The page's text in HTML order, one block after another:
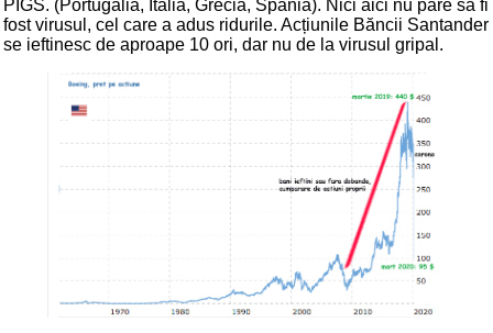
PIGS. (Portugalia, Italia, Grecia, Spania). Nici aici nu pare să fi
fost virusul, cel care a adus ridurile. Acțiunile Băncii Santander
se ieftinesc de aproape 10 ori, dar nu de la virusul gripal.